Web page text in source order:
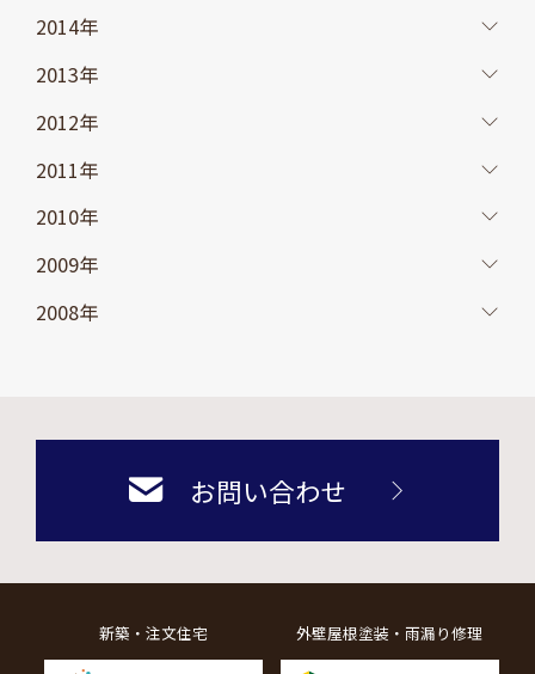
2014年
2013年
2012年
2011年
2010年
2009年
2008年
お問い合わせ
新築・注文住宅 外壁屋根塗装・雨漏り修理